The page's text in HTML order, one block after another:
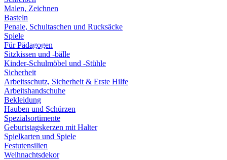
Malen, Zeichnen
Basteln
Penale, Schultaschen und Rucksäcke
Spiele
Für Pädagogen
Sitzkissen und -bälle
Kinder-Schulmöbel und -Stühle
Sicherheit
Arbeitsschutz, Sicherheit & Erste Hilfe
Arbeitshandschuhe
Bekleidung
Hauben und Schürzen
Spezialsortimente
Geburtstagskerzen mit Halter
Spielkarten und Spiele
Festutensilien
Weihnachtsdekor